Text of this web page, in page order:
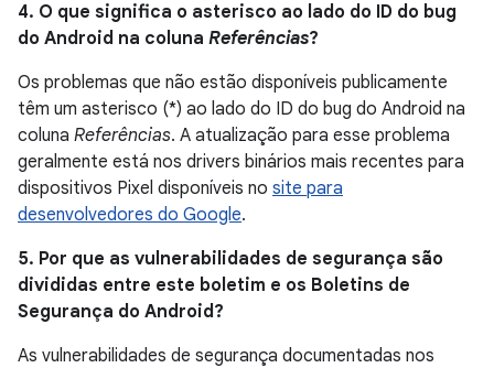
4. O que significa o asterisco ao lado do ID do bug
do Android na coluna Referências?
Os problemas que não estão disponíveis publicamente
têm um asterisco (*) ao lado do ID do bug do Android na
coluna Referências. A atualização para esse problema
geralmente está nos drivers binários mais recentes para
dispositivos Pixel disponíveis no site para
desenvolvedores do Google.
5. Por que as vulnerabilidades de segurança são
divididas entre este boletim e os Boletins de
Segurança do Android?
As vulnerabilidades de segurança documentadas nos